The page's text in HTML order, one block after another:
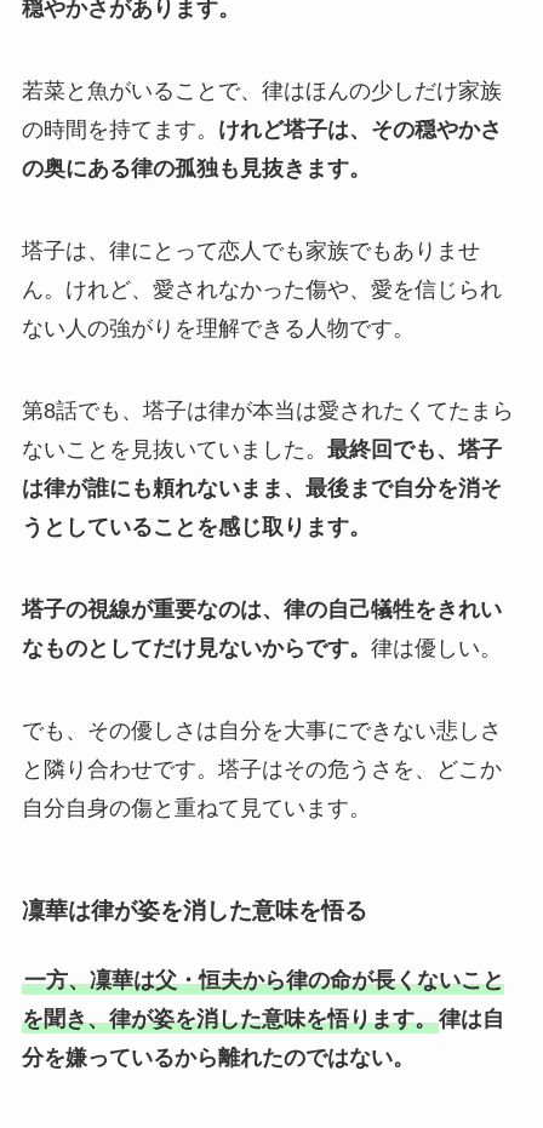
穏やかさがあります。
若菜と魚がいることで、律はほんの少しだけ家族
の時間を持てます。 けれど塔子は、その穏やかさ
の奥にある律の孤独も見抜きます。
塔子は、律にとって恋人でも家族でもありませ
ん。けれど、愛されなかった傷や、愛を信じられ
ない人の強がりを理解できる人物です。
第8話でも、塔子は律が本当は愛されたくてたまら
ないことを見抜いていました。 最終回でも、塔子
は律が誰にも頼れないまま、最後まで自分を消そ
うとしていることを感じ取ります。
塔子の視線が重要なのは、律の自己犠牲をきれい
なものとしてだけ見ないからです。 律は優しい。
でも、その優しさは自分を大事にできない悲しさ
と隣り合わせです。塔子はその危うさを、どこか
自分自身の傷と重ねて見ています。
凜華は律が姿を消した意味を悟る
一方、凜華は父・恒夫から律の命が長くないこと
を聞き、律が姿を消した意味を悟ります。律は自
分を嫌っているから離れたのではない。